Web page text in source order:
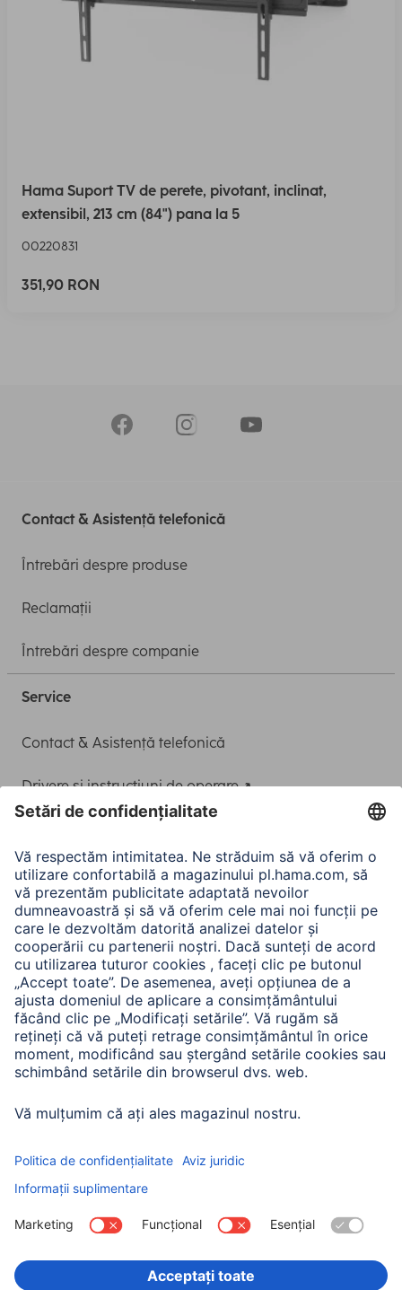
Hama Suport TV de perete, pivotant, inclinat,
extensibil, 213 cm (84") pana la 5
00220831
351,90 RON
Contact & Asistență telefonică
Întrebări despre produse
Reclamații
Întrebări despre companie
Service
Contact & Asistență telefonică
Drivere și instrucțiuni de operare
A.N.P.C.
A.N.P.C. SAL
Companie
Istoria companiei
Hama Mondial
Business-Portal